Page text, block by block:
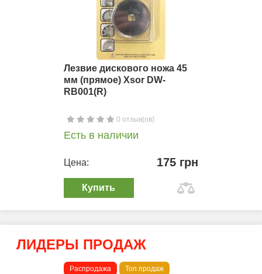
Лезвие дискового ножа 45
мм (прямое) Xsor DW-
RB001(R)
0 отзыв(ов)
Есть в наличии
Цена: 175 грн
Купить
ЛИДЕРЫ ПРОДАЖ
Распродажа Топ продаж